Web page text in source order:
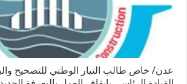
عدن/ خاص طالب التيار الوطني للتصحيح